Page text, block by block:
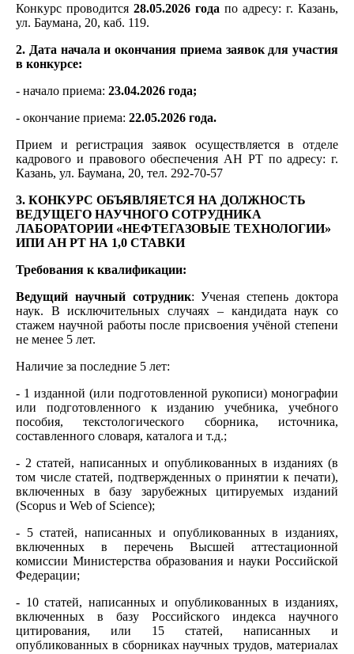
Конкурс проводится 28.05.2026 года по адресу: г. Казань,
ул. Баумана, 20, каб. 119.
2. Дата начала и окончания приема заявок для участия
в конкурсе:
- начало приема: 23.04.2026 года;
- окончание приема: 22.05.2026 года.
Прием и регистрация заявок осуществляется в отделе
кадрового и правового обеспечения АН РТ по адресу: г.
Казань, ул. Баумана, 20, тел. 292-70-57
3. КОНКУРС ОБЪЯВЛЯЕТСЯ НА ДОЛЖНОСТЬ
ВЕДУЩЕГО НАУЧНОГО СОТРУДНИКА
ЛАБОРАТОРИИ «НЕФТЕГАЗОВЫЕ ТЕХНОЛОГИИ»
ИПИ АН РТ НА 1,0 СТАВКИ
Требования к квалификации:
Ведущий научный сотрудник: Ученая степень доктора
наук. В исключительных случаях – кандидата наук со
стажем научной работы после присвоения учёной степени
не менее 5 лет.
Наличие за последние 5 лет:
- 1 изданной (или подготовленной рукописи) монографии
или подготовленного к изданию учебника, учебного
пособия, текстологического сборника, источника,
составленного словаря, каталога и т.д.;
- 2 статей, написанных и опубликованных в изданиях (в
том числе статей, подтвержденных о принятии к печати),
включенных в базу зарубежных цитируемых изданий
(Scopus и Web of Science);
- 5 статей, написанных и опубликованных в изданиях,
включенных в перечень Высшей аттестационной
комиссии Министерства образования и науки Российской
Федерации;
- 10 статей, написанных и опубликованных в изданиях,
включенных в базу Российского индекса научного
цитирования, или 15 статей, написанных и
опубликованных в сборниках научных трудов, материалах